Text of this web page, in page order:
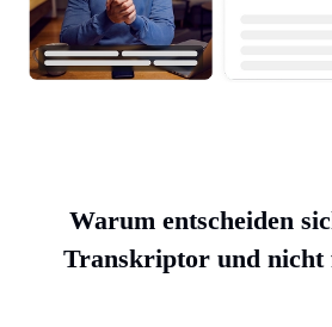
Warum entscheiden
Transkriptor und